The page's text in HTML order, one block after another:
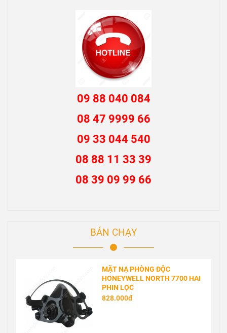
09 88 040 084
08 47 9999 66
09 33 044 540
08 88 11 33 39
08 39 09 99 66
BÁN CHẠY
MẶT NẠ PHÒNG ĐỘC
HONEYWELL NORTH 7700 HAI
PHIN LỌC
828.000đ